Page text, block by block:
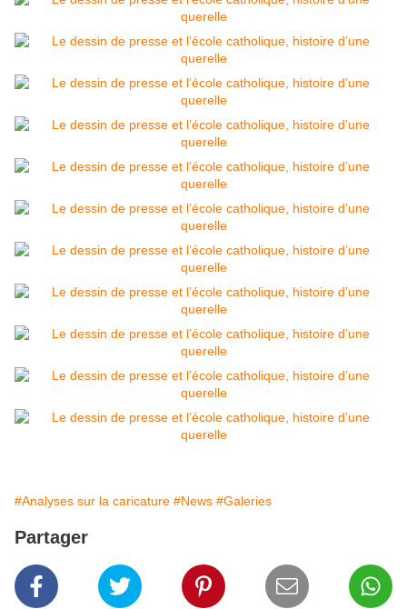
#Analyses sur la caricature #News #Galeries
Partager